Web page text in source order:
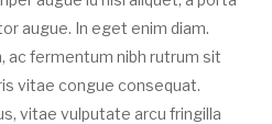
augue. In eget enim diam.
ac fermentum nibh rutrum sit
vitae congue consequat.
vitae vulputate arcu fringilla